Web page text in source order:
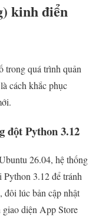
kinh điển
trong quá trình quản
cách khắc phục
đột Python 3.12
26.04, hệ thống
3.12 để tránh
đôi lúc bản cập nhật
giao diện App Store